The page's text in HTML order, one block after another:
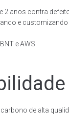
2 anos contra
e customizando
e AWS.
de alta